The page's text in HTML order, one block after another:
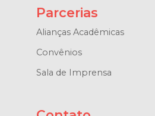
Parcerias
Alianças Acadêmicas
Convênios
Sala de Imprensa